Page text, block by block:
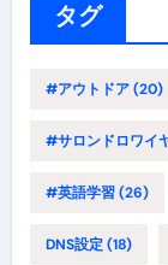
タグ
#アウトドア(20)
#サロンドロワイ
#英語学習(26)
DNS設定(18)